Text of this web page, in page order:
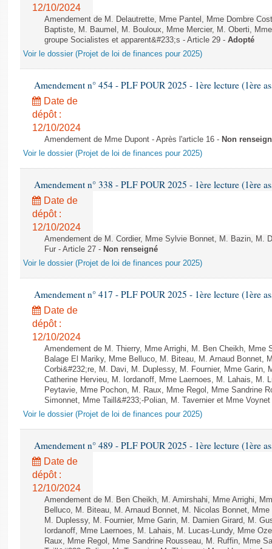
12/10/2024
Amendement de M. Delautrette, Mme Pantel, Mme Dombre
Baptiste, M. Baumel, M. Bouloux, Mme Mercier, M. Oberti,
groupe Socialistes et apparent&#233;s - Article 29 - Adopté
Voir le dossier (Projet de loi de finances pour 2025)
Amendement n° 454 - PLF POUR 2025 - 1ère lecture (1ère
Date de
dépôt :
12/10/2024
Amendement de Mme Dupont - Après l'article 16 - Non
Voir le dossier (Projet de loi de finances pour 2025)
Amendement n° 338 - PLF POUR 2025 - 1ère lecture (1ère
Date de
dépôt :
12/10/2024
Amendement de M. Cordier, Mme Sylvie Bonnet, M. Bazin, M.
Fur - Article 27 - Non renseigné
Voir le dossier (Projet de loi de finances pour 2025)
Amendement n° 417 - PLF POUR 2025 - 1ère lecture (1ère
Date de
dépôt :
12/10/2024
Amendement de M. Thierry, Mme Arrighi, M. Ben Cheikh, Mme
Balage El Mariky, Mme Belluco, M. Biteau, M. Arnaud Bonnet,
Corbi&#232;re, M. Davi, M. Duplessy, M. Fournier, Mme Garin,
Catherine Hervieu, M. Iordanoff, Mme Laernoes, M. Lahais, M.
Peytavie, Mme Pochon, M. Raux, Mme Regol, Mme Sandrine
Simonnet, Mme Taill&#233;-Polian, M. Tavernier et Mme
Voir le dossier (Projet de loi de finances pour 2025)
Amendement n° 489 - PLF POUR 2025 - 1ère lecture (1ère
Date de
dépôt :
12/10/2024
Amendement de M. Ben Cheikh, M. Amirshahi, Mme Arrighi,
Belluco, M. Biteau, M. Arnaud Bonnet, M. Nicolas Bonnet,
M. Duplessy, M. Fournier, Mme Garin, M. Damien Girard, M.
Iordanoff, Mme Laernoes, M. Lahais, M. Lucas-Lundy, Mme
Raux, Mme Regol, Mme Sandrine Rousseau, M. Ruffin, Mme